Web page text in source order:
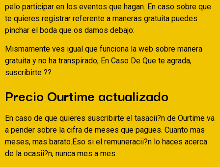
pelo participar en los eventos que hagan. En caso sobre que
te quieres registrar referente a maneras gratuita puedes
pinchar el boda que os damos debajo:
Mismamente ves igual que funciona la web sobre manera
gratuita y no ha transpirado, En Caso De Que te agrada,
suscribirte ??
Precio Ourtime actualizado
En caso de que quieres suscribirte el tasacii?n de Ourtime va
a pender sobre la cifra de meses que pagues. Cuanto mas
meses, mas barato.Eso si el remuneracii?n lo haces acerca
de la ocasii?n, nunca mes a mes.